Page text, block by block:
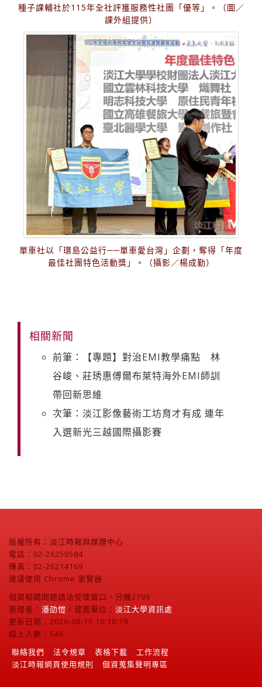
種子課輔社於115年全社評獲服務性社團「優等」。（圖／
課外組提供）
單車社以「環島公益行──單車愛台灣」企劃，奪得「年度
最佳社團特色活動獎」。（攝影／楊成勤）
相關新聞
前筆：【專題】對治EMI教學痛點 林
谷峻、莊琇惠傅爾布萊特海外EMI師訓
帶回新思維
次筆：淡江影像藝術工坊育才有成 連年
入選新光三越國際攝影賽
版權所有：淡江時報與媒體中心
電話：02-26250584
傳真：02-26214169
建議使用 Chrome 瀏覽器
個資相關問題請洽受理窗口，分機2799
管理者： 潘劭愷 / 建置單位： 淡江大學資訊處
更新日期：2026-08-10 10:10:19
線上人數：546
聯絡我們
法令規章 表格下載
工作流程
淡江時報網頁使用規則
個資蒐集聲明專區